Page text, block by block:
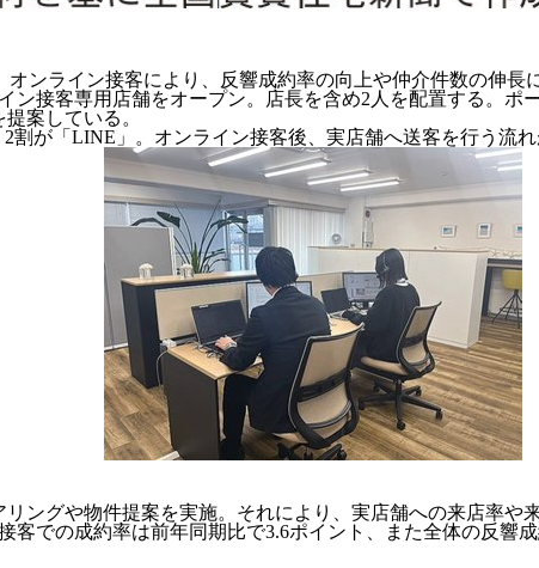
ンライン接客により、反響成約率の向上や仲介件数の伸長
接客専用店舗をオープン。店長を含め2人を配置する。ポ
案している。
が「LINE」。オンライン接客後、実店舗へ送客を行う流れ
ングや物件提案を実施。それにより、実店舗への来店率や
客での成約率は前年同期比で3.6ポイント、また全体の反